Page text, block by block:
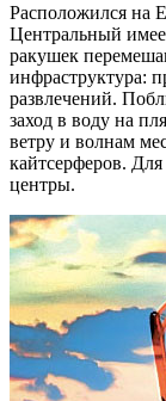
Расположился на
Центральный
ракушек
инфраструктура:
развлечений.
заход в воду на
ветру и волнам
кайтсерферов.
центры.